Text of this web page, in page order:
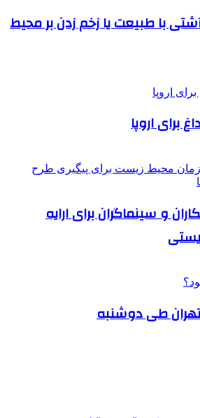
با طبیعت یا زخم زدن بر محیط
برای اروپا
و سینماگران برای ارایه
تهران طی دوشنبه